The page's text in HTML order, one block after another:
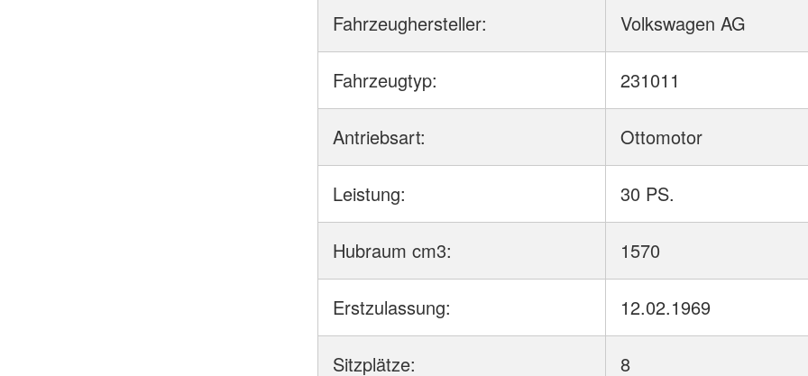
Fahrzeughersteller: Volkswagen AG
Fahrzeugtyp: 231011
Antriebsart: Ottomotor
Leistung: 30 PS.
Hubraum cm3: 1570
Erstzulassung: 12.02.1969
Sitzplätze: 8